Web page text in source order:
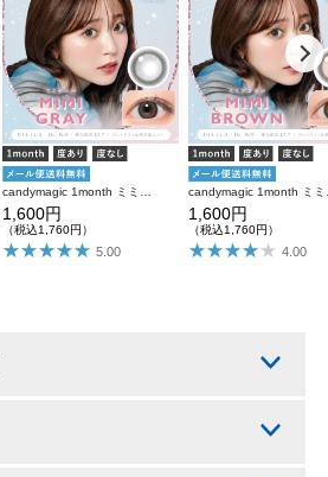
1,600円
（税込1,760円）
5.00
1,600円
（税込1,760円）
4.00